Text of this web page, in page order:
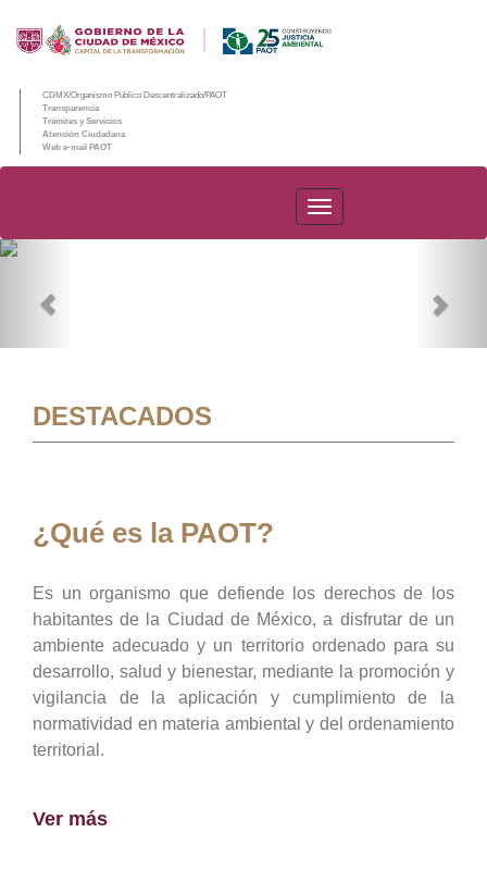
CDMX/Organismo Público Descentralizado/PAOT
Transparencia
Trámites y Servicios
Atención Ciudadana
Web e-mail PAOT
PAOT
DESTACADOS
¿Qué es la PAOT?
Es un organismo que defiende los derechos de los
habitantes de la Ciudad de México, a disfrutar de un
ambiente adecuado y un territorio ordenado para su
desarrollo, salud y bienestar, mediante la promoción y
vigilancia de la aplicación y cumplimiento de la
normatividad en materia ambiental y del ordenamiento
territorial.
Ver más